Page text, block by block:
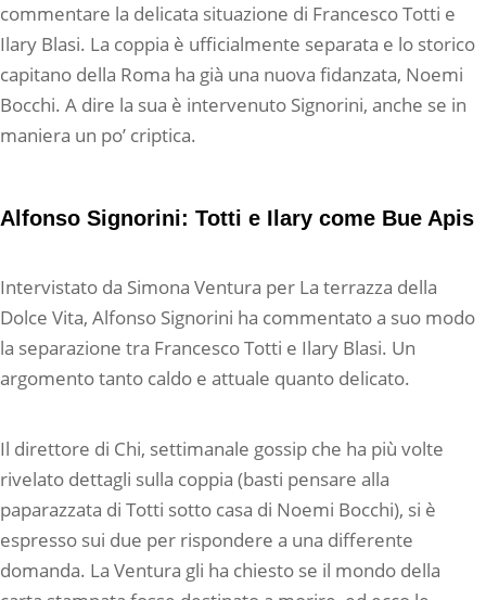
commentare la delicata situazione di Francesco Totti e
Ilary Blasi. La coppia è ufficialmente separata e lo storico
capitano della Roma ha già una nuova fidanzata, Noemi
Bocchi. A dire la sua è intervenuto Signorini, anche se in
maniera un po’ criptica.
Alfonso Signorini: Totti e Ilary come Bue Apis
Intervistato da Simona Ventura per La terrazza della
Dolce Vita, Alfonso Signorini ha commentato a suo modo
la separazione tra Francesco Totti e Ilary Blasi. Un
argomento tanto caldo e attuale quanto delicato.
Il direttore di Chi, settimanale gossip che ha più volte
rivelato dettagli sulla coppia (basti pensare alla
paparazzata di Totti sotto casa di Noemi Bocchi), si è
espresso sui due per rispondere a una differente
domanda. La Ventura gli ha chiesto se il mondo della